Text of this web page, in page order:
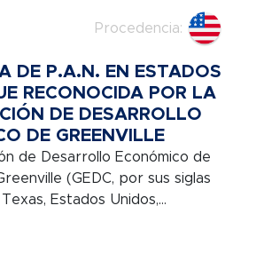
Procedencia:
DE P.A.N. EN ESTADOS
RECONOCIDA POR LA
DE DESARROLLO
DE GREENVILLE
de Desarrollo Económico de
(GEDC, por sus siglas
Estados Unidos,...